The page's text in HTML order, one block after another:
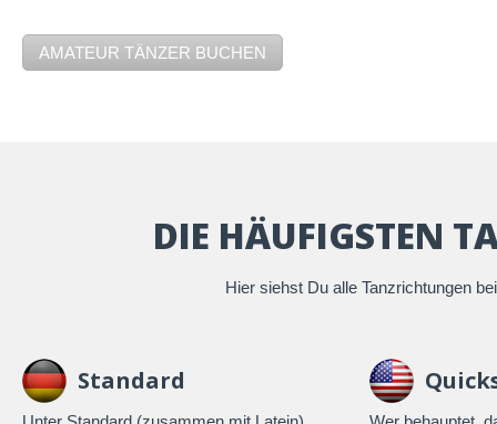
AMATEUR TÄNZER BUCHEN
DIE HÄUFIGSTEN
Hier siehst Du alle Tanzrichtungen
Standard